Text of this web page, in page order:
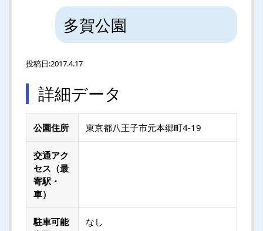
多賀公園
投稿日:2017.4.17
詳細データ
公園住所 東京都八王子市元本郷町4-19
交通アク
セス（最
寄駅・
車）
駐車可能
なし